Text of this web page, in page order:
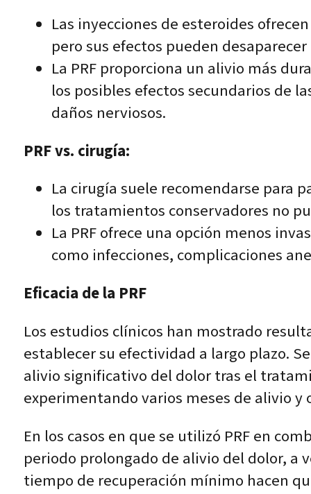
Las inyecciones de esteroides
pero sus efectos pueden
La PRF proporciona un alivio más
los posibles efectos secundarios de
daños nerviosos.
PRF vs. cirugía:
La cirugía suele recomendarse para
los tratamientos conservadores no
La PRF ofrece una opción menos
como infecciones, complicaciones
Eficacia de la PRF
Los estudios clínicos han mostrado
establecer su efectividad a largo plazo.
alivio significativo del dolor tras el
experimentando varios meses de alivio
En los casos en que se utilizó PRF en
periodo prolongado de alivio del dolor, a
tiempo de recuperación mínimo hacen